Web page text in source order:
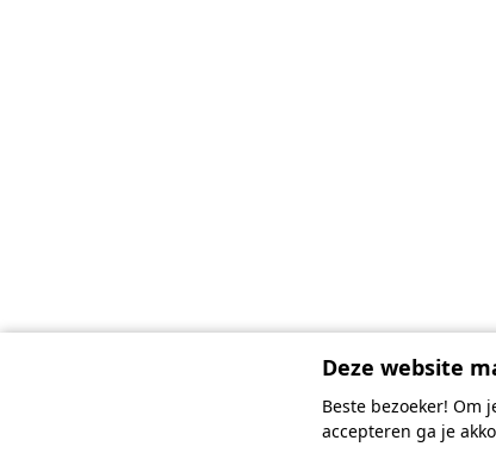
Deze website
Beste bezoeker! Om
accepteren ga je